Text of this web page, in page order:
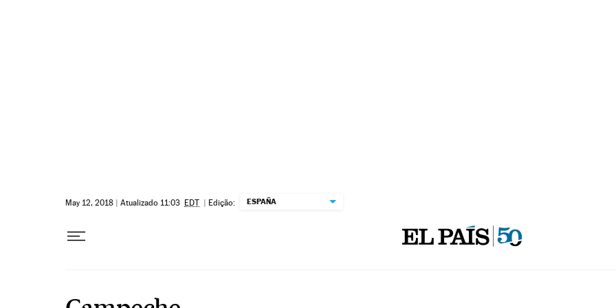
May 12, 2018 | Atualizado 11:03 EDT | Edição: ESPAÑA